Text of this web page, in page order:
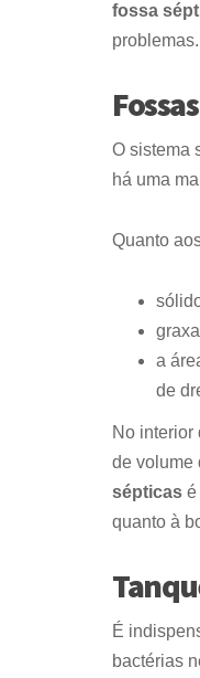
fossa
problemas.
O sistema
há uma
Quanto
a
de
No interior
de volume
sépticas é
quanto à
É
bactérias